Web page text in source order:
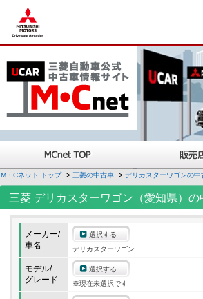
M・Cネット トップ 三菱の中古車 デリカスターワゴンの中
三菱 デリカスターワゴン（愛知県）の
メーカー/
車名
選択する
デリカスターワゴン
モデル/
グレード
選択する
※現在未選択です